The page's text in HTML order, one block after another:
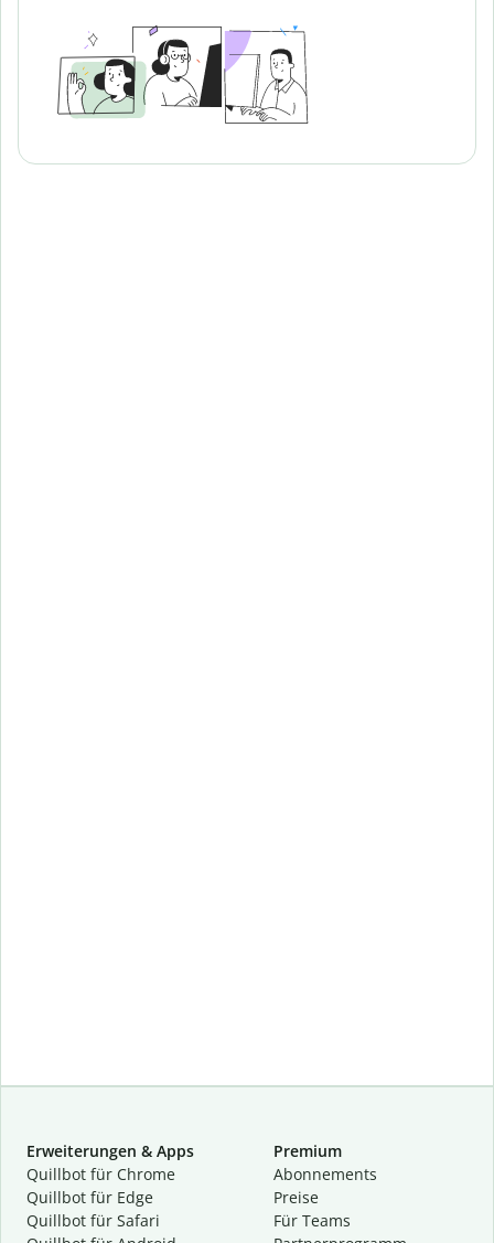
Erweiterungen & Apps
Quillbot für Chrome
Quillbot für Edge
Quillbot für Safari
Premium
Abon­ne­ments
Preise
Für Teams